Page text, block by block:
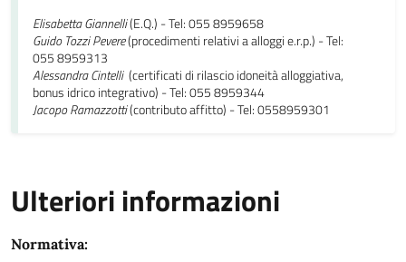
Elisabetta Giannelli(E.Q.) - Tel: 055 8959658
Guido Tozzi Pevere(procedimenti relativi a alloggi e.r.p.) - Tel:
055 8959313
Alessandra Cintelli (certificati di rilascio idoneità alloggiativa,
bonus idrico integrativo) - Tel: 055 8959344
Jacopo Ramazzotti(contributo affitto) - Tel: 0558959301
Ulteriori informazioni
Normativa: